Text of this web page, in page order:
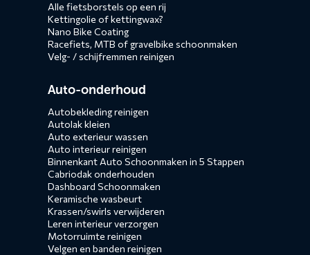
Alle fietsborstels op een rij
Kettingolie of kettingwax?
Nano Bike Coating
Racefiets, MTB of gravelbike schoonmaken
Velg- / schijfremmen reinigen
Auto-onderhoud
Autobekleding reinigen
Autolak kleien
Auto exterieur wassen
Auto interieur reinigen
Binnenkant Auto Schoonmaken in 5 Stappen
Cabriodak onderhouden
Dashboard Schoonmaken
Keramische wasbeurt
Krassen/swirls verwijderen
Leren interieur verzorgen
Motorruimte reinigen
Velgen en banden reinigen